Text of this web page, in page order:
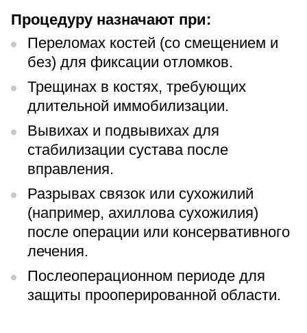
Процедуру назначают при:
Переломах костей (со смещением и
без) для фиксации отломков.
Трещинах в костях, требующих
длительной иммобилизации.
Вывихах и подвывихах для
стабилизации сустава после
вправления.
Разрывах связок или сухожилий
(например, ахиллова сухожилия)
после операции или консервативного
лечения.
Послеоперационном периоде для
защиты прооперированной области.